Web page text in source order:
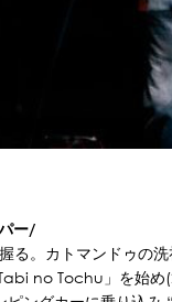
ー/
。カトマンドゥの
no Tochu」を始